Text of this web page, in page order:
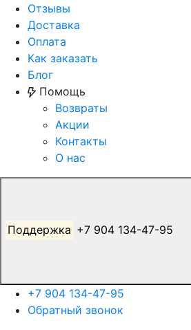
Отзывы
Доставка
Оплата
Как заказать
Блог
Помощь
Возвраты
Акции
Контакты
О нас
Поддержка +7 904 134-47-95
+7 904 134-47-95
Обратный звонок